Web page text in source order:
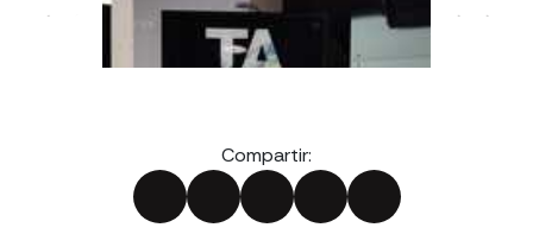
Compartir: